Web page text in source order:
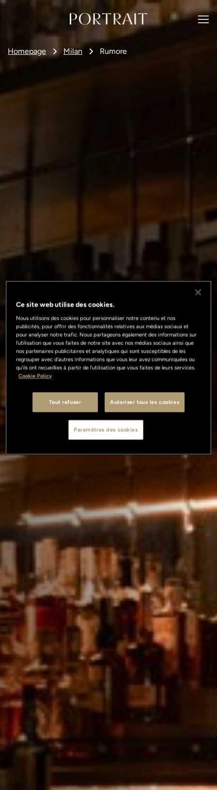
Homepage Milan Rumore
Ce site web utilise des cookies.
Nous utilisons des cookies pour personnaliser notre contenu et nos
publicités, pour offrir des fonctionnalités relatives aux médias sociaux et
pour analyser notre trafic. Nous partageons également des informations sur
l'utilisation que vous faites de notre site avec nos médias sociaux ainsi que
nos partenaires publicitaires et analytiques qui sont susceptibles de les
regrouper avec d'autres informations que vous leur avez communiquées ou
qu'ils ont recueillies à partir de l'utilisation que vous faites de leurs services.
Cookie Policy
Tout refuser Autoriser tous les cookies
Paramètres des cookies